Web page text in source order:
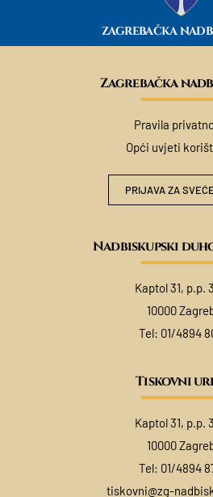
ZAGREBAČKA
Zagrebačka
Pravila
Opći uvjeti
PRIJAVA ZA
Nadbiskupski
Kaptol 31, p.p.
10000
Tel: 01/4894
Tiskovni
Kaptol 31, p.p.
10000
Tel: 01/4894
tiskovni@zg-